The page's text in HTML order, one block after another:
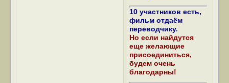
10 участников есть,
фильм отдаём
переводчику.
Но если найдутся
еще желающие
присоединиться,
будем очень
благодарны!